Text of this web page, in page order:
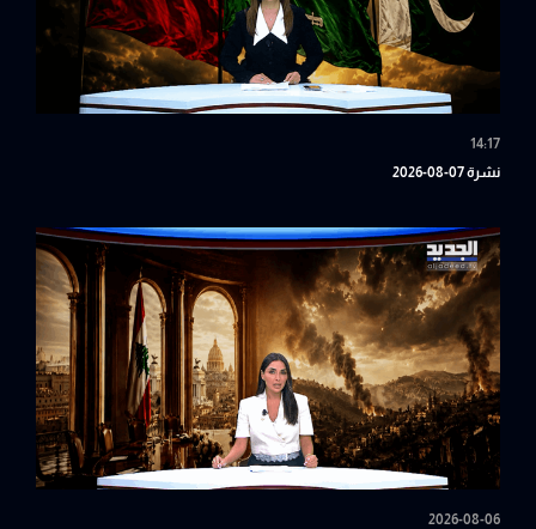
14:17
نشرة 07-08-2026
2026-08-06